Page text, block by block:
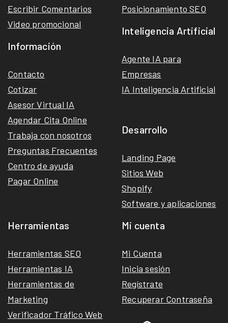
Escribir Comentarios
Video promocional
Información
Contacto
Cotizar
Asesor Virtual IA
Agendar Cita Online
Trabaja con nosotros
Preguntas Frecuentes
Centro de ayuda
Pagar Online
Posicionamiento SEO
Inteligencia Artificial
Agente IA para
Empresas
IA Inteligencia Artificial
Desarrollo
Landing Page
Sitios Web
Shopify
Software y aplicaciones
Herramientas
Herramientas SEO
Herramientas IA
Herramientas de
Marketing
Verificador Tráfico Web
Mi cuenta
Mi Cuenta
Inicia sesión
Regístrate
Recuperar Contraseña